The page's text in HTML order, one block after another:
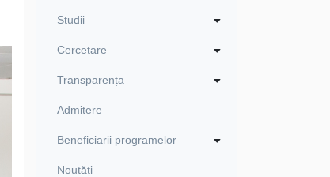
Studii
Cercetare
Transparența
Admitere
Beneficiarii programelor
Noutăți